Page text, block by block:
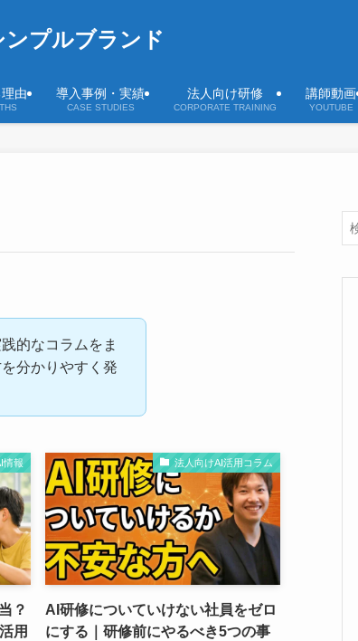
ンプルブランド
由 導入事例・実績
CASE STUDIES
法人向け研修
CORPORATE TRAINING
講師動画
YOUTUBE
的なコラムをま
分かりやすく発
情報
？
用
法人向けAI活用コラム
AI研修についていけない社員をゼロ
にする｜研修前にやるべき5つの事